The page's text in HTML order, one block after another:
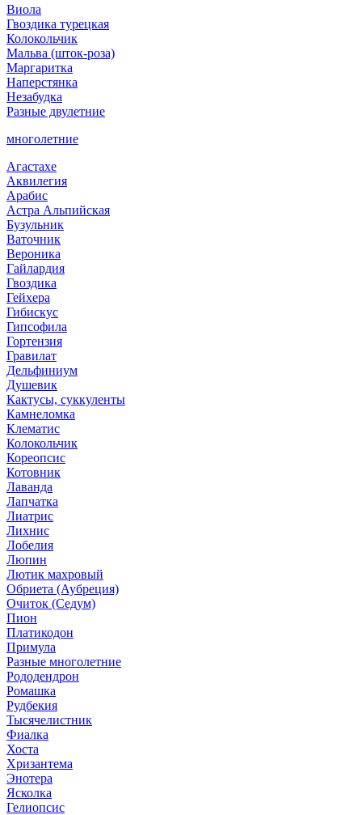
Виола
Гвоздика турецкая
Колокольчик
Мальва (шток-роза)
Маргаритка
Наперстянка
Незабудка
Разные двулетние
многолетние
Агастахе
Аквилегия
Арабис
Астра Альпийская
Бузульник
Ваточник
Вероника
Гайлардия
Гвоздика
Гейхера
Гибискус
Гипсофила
Гортензия
Гравилат
Дельфиниум
Душевик
Кактусы, суккуленты
Камнеломка
Клематис
Колокольчик
Кореопсис
Котовник
Лаванда
Лапчатка
Лиатрис
Лихнис
Лобелия
Люпин
Лютик махровый
Обриета (Аубреция)
Очиток (Седум)
Пион
Платикодон
Примула
Разные многолетние
Рододендрон
Ромашка
Рудбекия
Тысячелистник
Фиалка
Хоста
Хризантема
Энотера
Ясколка
Гелиопсис